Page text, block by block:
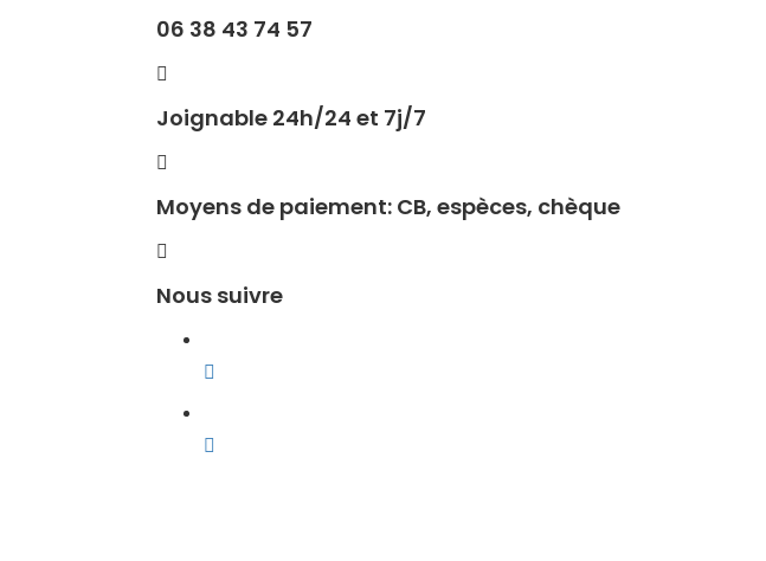
06 38 43 74 57
Joignable 24h/24 et 7j/7
Moyens de paiement: CB, espèces, chèque
Nous suivre